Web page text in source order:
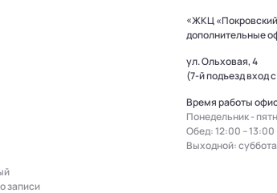
записи
«ЖКЦ
дополнительные
ул. Ольховая, 4
(7-й подъезд вход
Время работы
Понедельник -
Обед: 12:00 – 13:00
Выходной: